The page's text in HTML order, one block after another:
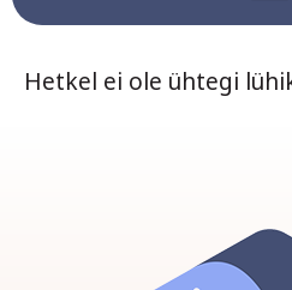
Hetkel ei ole ühtegi